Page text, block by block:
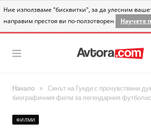
Ние използваме "бисквитки", за да улесним
направим престоя ви по-ползотворен
Научете
Начало »
Синът на Гунди с прочувствени
биографичния филм за легендарния
ФИЛМИ